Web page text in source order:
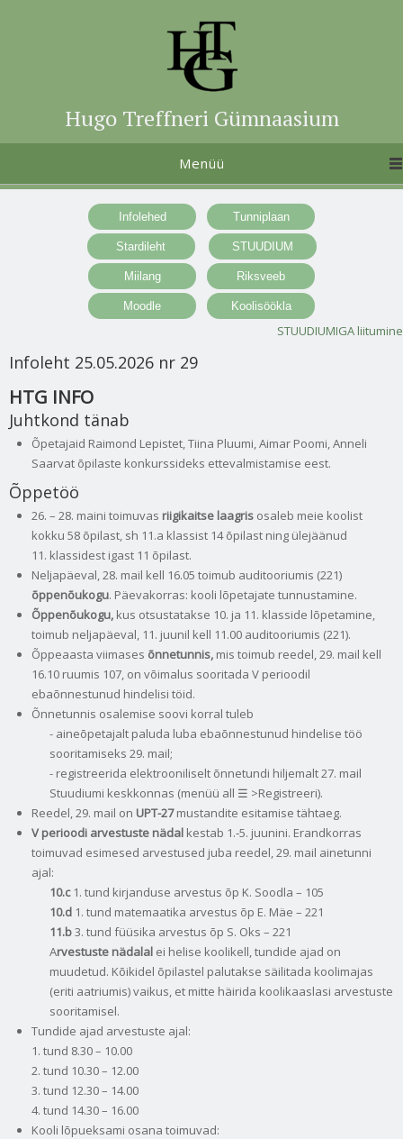
Hugo Treffneri Gümnaasium
Menüü
STUUDIUMIGA liitumine
Infoleht 25.05.2026 nr 29
HTG INFO
Juhtkond tänab
Õpetajaid Raimond Lepistet, Tiina Pluumi, Aimar Poomi, Anneli
Saarvat õpilaste konkurssideks ettevalmistamise eest.
Õppetöö
26. – 28. maini toimuvas riigikaitse laagris osaleb meie koolist
kokku 58 õpilast, sh 11.a klassist 14 õpilast ning ülejäänud
11. klassidest igast 11 õpilast.
Neljapäeval, 28. mail kell 16.05 toimub auditooriumis (221)
õppenõukogu. Päevakorras: kooli lõpetajate tunnustamine.
Õppenõukogu, kus otsustatakse 10. ja 11. klasside lõpetamine,
toimub neljapäeval, 11. juunil kell 11.00 auditooriumis (221).
Õppeaasta viimases õnnetunnis, mis toimub reedel, 29. mail kell
16.10 ruumis 107, on võimalus sooritada V perioodil
ebaõnnestunud hindelisi töid.
Õnnetunnis osalemise soovi korral tuleb
- aineõpetajalt paluda luba ebaõnnestunud hindelise töö
sooritamiseks 29. mail;
- registreerida elektrooniliselt õnnetundi hiljemalt 27. mail
Stuudiumi keskkonnas (menüü all ☰ >Registreeri).
Reedel, 29. mail on UPT-27mustandite esitamise tähtaeg.
V perioodi arvestuste nädal kestab 1.‑5. juunini. Erandkorras
toimuvad esimesed arvestused juba reedel, 29. mail ainetunni
ajal:
10.c1. tund kirjanduse arvestus õp K. Soodla – 105
10.d 1. tund matemaatika arvestus õp E. Mäe – 221
11.b3. tund füüsika arvestus õp S. Oks – 221
Arvestuste nädalal ei helise koolikell, tundide ajad on
muudetud. Kõikidel õpilastel palutakse säilitada koolimajas
(eriti aatriumis) vaikus, et mitte häirida koolikaaslasi arvestuste
sooritamisel.
Tundide ajad arvestuste ajal:
1. tund 8.30 – 10.00
2. tund 10.30 – 12.00
3. tund 12.30 – 14.00
4. tund 14.30 – 16.00
Kooli lõpueksami osana toimuvad: